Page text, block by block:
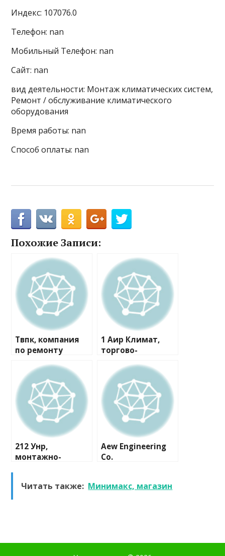
Индекс: 107076.0
Телефон: nan
Мобильный Телефон: nan
Сайт: nan
вид деятельности: Монтаж климатических систем,
Ремонт / обслуживание климатического
оборудования
Время работы: nan
Способ оплаты: nan
Похожие Записи:
Твпк, компания
по ремонту
1 Аир Климат,
торгово-
компания
212 Унр,
монтажно-
Aew Engineering
Co.
Читать также: Минимакс, магазин